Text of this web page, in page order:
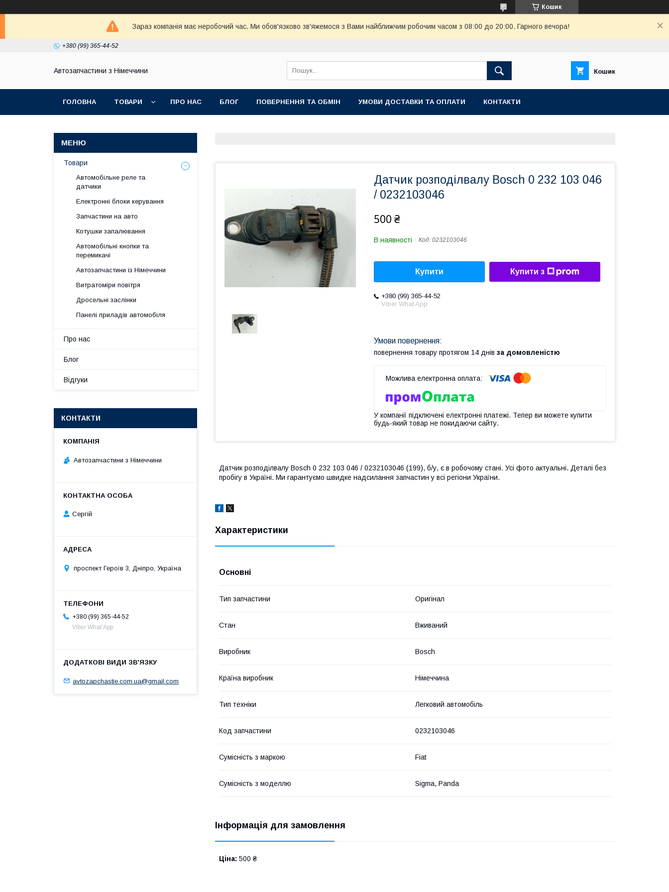
Кошик
Зараз компанія має неробочий час. Ми обов'язково зв'яжемося з Вами найближчим робочим часом з 08:00 до 20:00. Гарного вечора!
+380 (99) 365-44-52
Автозапчастини з Німеччини Кошик
ГОЛОВНА ТОВАРИ ПРО НАС БЛОГ ПОВЕРНЕННЯ ТА ОБМІН УМОВИ ДОСТАВКИ ТА ОПЛАТИ КОНТАКТИ
Датчик розподілвалу Bosch 0 232 103 046
/ 0232103046
500 ₴
В наявності Код: 0232103046
Купити Купити з
+380 (99) 365-44-52
Viber What’App
повернення товару протягом 14 днів за домовленістю
У компанії підключені електронні платежі. Тепер ви можете купити
будь-який товар не покидаючи сайту.
Датчик розподілвалу Bosch 0 232 103 046 / 0232103046 (199), б/у, є в робочому стані. Усі фото актуальні. Деталі без
пробігу в Україні. Ми гарантуємо швидке надсилання запчастин у всі регіони України.
Характеристики
Основні
Тип запчастини Оригінал
Стан Вживаний
Виробник Bosch
Країна виробник Німеччина
Тип техніки Легковий автомобіль
Код запчастини 0232103046
Сумісність з маркою Fiat
Сумісність з моделлю Sigma, Panda
Інформація для замовлення
Ціна: 500 ₴
Товари
Автомобільне реле та
датчики
Електронні блоки керування
Запчастини на авто
Котушки запалювання
Автомобільні кнопки та
перемикачі
Автозапчастини із Німеччини
Витратоміри повітря
Дросельні заслінки
Панелі приладів автомобіля
Про нас
Блог
Відгуки
КОНТАКТИ
Автозапчастини з Німеччини
Сергій
проспект Героїв 3, Дніпро, Україна
+380 (99) 365-44-52
Viber What’App
avtozapchastie.com.ua@gmail.com